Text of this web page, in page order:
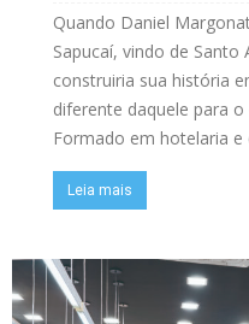
Quando Daniel
Sapucaí, vindo de Santo
construiria sua história
diferente daquele para
Formado em hotelaria e
Leia mais